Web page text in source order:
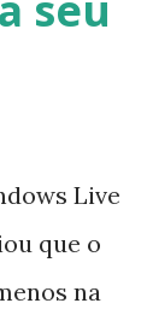
Live
que o
na